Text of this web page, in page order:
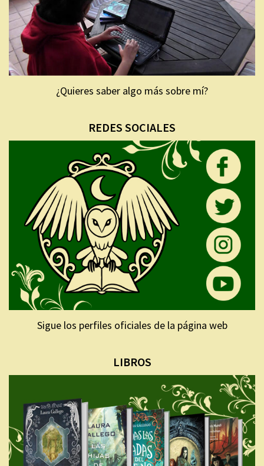
¿Quieres saber algo más sobre mí?
REDES SOCIALES
Sigue los perfiles oficiales de la página web
LIBROS